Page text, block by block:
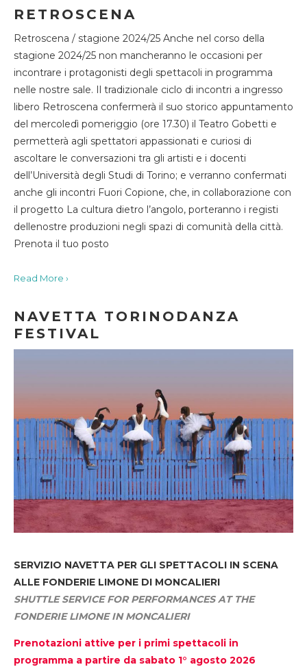
RETROSCENA
Retroscena / stagione 2024/25 Anche nel corso della
stagione 2024/25 non mancheranno le occasioni per
incontrare i protagonisti degli spettacoli in programma
nelle nostre sale. Il tradizionale ciclo di incontri a ingresso
libero Retroscena confermerà il suo storico appuntamento
del mercoledì pomeriggio (ore 17.30) il Teatro Gobetti e
permetterà agli spettatori appassionati e curiosi di
ascoltare le conversazioni tra gli artisti e i docenti
dell’Università degli Studi di Torino; e verranno confermati
anche gli incontri Fuori Copione, che, in collaborazione con
il progetto La cultura dietro l’angolo, porteranno i registi
dellenostre produzioni negli spazi di comunità della città.
Prenota il tuo posto
Read More ›
NAVETTA TORINODANZA
FESTIVAL
SERVIZIO NAVETTA PER GLI SPETTACOLI IN SCENA
ALLE FONDERIE LIMONE DI MONCALIERI
SHUTTLE SERVICE FOR PERFORMANCES AT THE
FONDERIE LIMONE IN MONCALIERI
Prenotazioni attive per i primi spettacoli in
programma a partire da sabato 1° agosto 2026